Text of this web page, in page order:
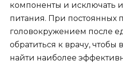
компоненты и исключать
питания. При постоянных
головокружением после
обратиться к врачу,
найти наиболее